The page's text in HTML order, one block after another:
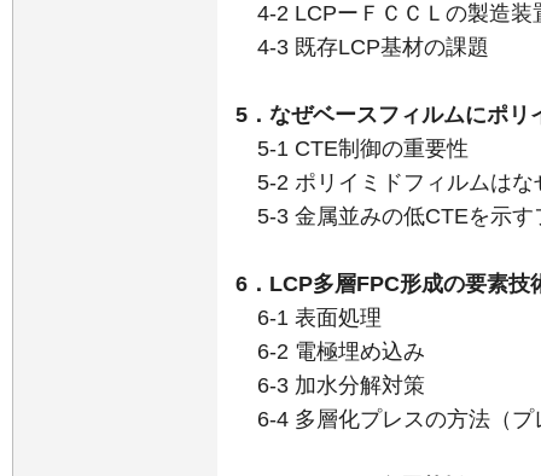
4-2 LCPーＦＣＣＬの製造装
4-3 既存LCP基材の課題
5．なぜベースフィルムにポリ
5-1 CTE制御の重要性
5-2 ポリイミドフィルムはな
5-3 金属並みの低CTEを示す
6．LCP多層FPC形成の要素技
6-1 表面処理
6-2 電極埋め込み
6-3 加水分解対策
6-4 多層化プレスの方法（プ